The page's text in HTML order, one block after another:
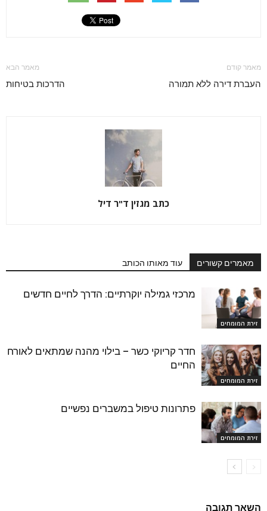
מאמר קודם
העברת דירה ללא תמורה
מאמר הבא
הדרכות בטיחות
כתב מגזין ד"ר דיל
מאמרים קשורים עוד מאותו הכותב
זירת המומחים
מרכזי גמילה יוקרתיים: הדרך לחיים חדשים
זירת המומחים
חדר קריוקי כשר – בילוי מהנה שמתאים לאורח
החיים
זירת המומחים
פתרונות טיפול במשברים נפשיים
השאר תגובה